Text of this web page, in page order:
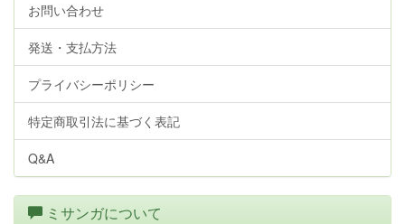
お問い合わせ
発送・支払方法
プライバシーポリシー
特定商取引法に基づく表記
Q&A
ミサンガについて